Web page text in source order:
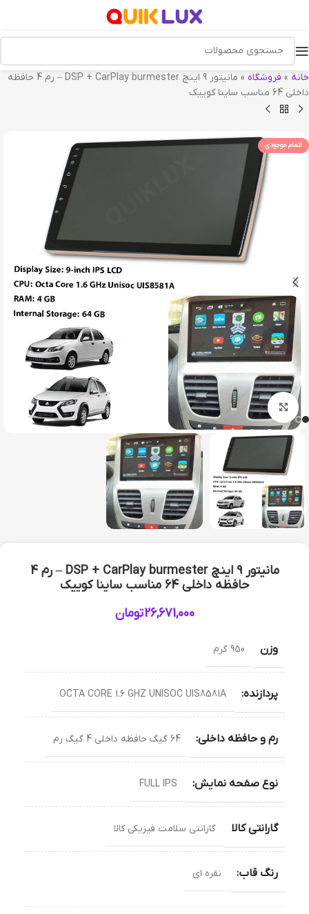
خانه » فروشگاه »
مانیتور 9 اینچ DSP + CarPlay burmester – رم 4 حافظه
داخلی 64 مناسب ساینا کوییک
اتمام موجودی
بزرگنمایی تصویر
مانیتور 9 اینچ DSP + CarPlay burmester – رم 4
حافظه داخلی 64 مناسب ساینا کوییک
26,671,000تومان
وزن 950 گرم
پردازنده: OCTA CORE 1.6 GHZ UNISOC UIS8581A
رم و حافظه داخلی: 64 گیگ حافظه داخلی 4 گیگ رم
نوع صفحه نمایش: FULL IPS
گارانتی کالا گارانتی سلامت فیزیکی کالا
رنگ قاب: نقره ای